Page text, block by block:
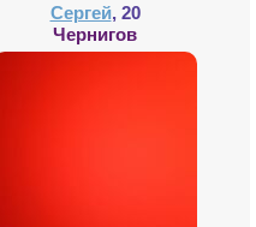
Сергей, 20
Чернигов